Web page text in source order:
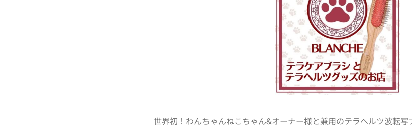
世界初！わんちゃんねこちゃん&オーナー様と兼用のテラヘルツ波転